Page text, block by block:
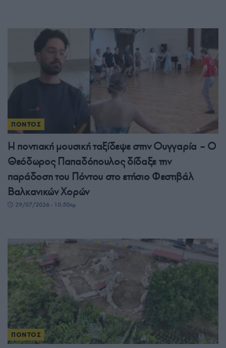
ΠΟΝΤΟΣ
Η ποντιακή μουσική ταξίδεψε στην Ουγγαρία – Ο
Θεόδωρος Παπαδόπουλος δίδαξε την
παράδοση του Πόντου στο ετήσιο Φεστιβάλ
Βαλκανικών Χορών
29/07/2026 - 10:50πμ
ΠΟΝΤΟΣ